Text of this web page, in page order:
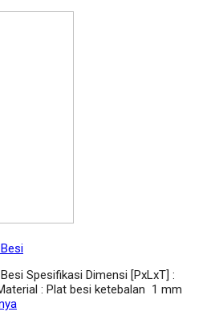
Spesifikasi Dimensi [PxLxT] :
: Plat besi ketebalan 1 mm